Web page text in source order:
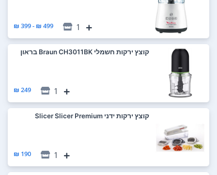
1
499 ₪ - 399 ₪
‏קוצץ ירקות חשמלי Braun CH3011BK בראון
1
249 ₪
‏קוצץ ירקות ידני Slicer Slicer Premium
1
190 ₪